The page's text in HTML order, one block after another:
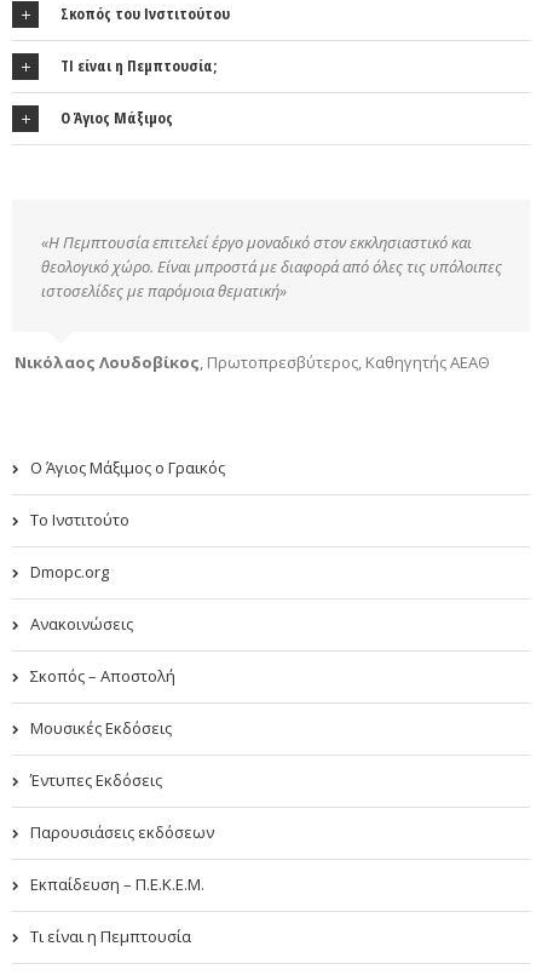
Σκοπός του Ινστιτούτου
ΤΙ είναι η Πεμπτουσία;
Ο Άγιος Μάξιμος
«Η Πεμπτουσία επιτελεί έργο μοναδικό στον εκκλησιαστικό και
θεολογικό χώρο. Είναι μπροστά με διαφορά από όλες τις υπόλοιπες
ιστοσελίδες με παρόμοια θεματική»
Νικόλαος Λουδοβίκος Πρωτοπρεσβύτερος, Καθηγητής ΑΕΑΘ
Ο Άγιος Μάξιμος ο Γραικός
Το Ινστιτούτο
Dmopc.org
Ανακοινώσεις
Σκοπός – Αποστολή
Μουσικές Εκδόσεις
Έντυπες Εκδόσεις
Παρουσιάσεις εκδόσεων
Εκπαίδευση – Π.Ε.Κ.Ε.Μ.
Τι είναι η Πεμπτουσία